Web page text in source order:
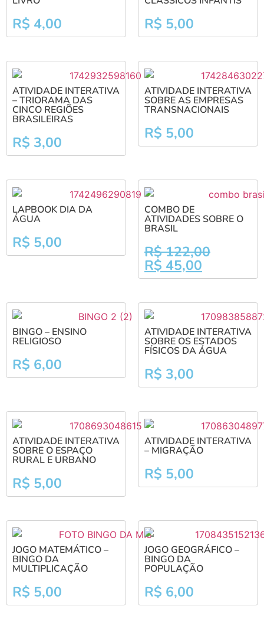
R$ 4,00 R$ 5,00
ATIVIDADE INTERATIVA
– TRIORAMA DAS
CINCO REGIÕES
BRASILEIRAS
R$ 3,00
ATIVIDADE INTERATIVA
SOBRE AS EMPRESAS
TRANSNACIONAIS
R$ 5,00
LAPBOOK DIA DA
ÁGUA
R$ 5,00
COMBO DE
ATIVIDADES SOBRE O
BRASIL
R$122,00
R$ 45,00
BINGO – ENSINO
RELIGIOSO
R$ 6,00
ATIVIDADE INTERATIVA
SOBRE OS ESTADOS
FÍSICOS DA ÁGUA
R$ 3,00
ATIVIDADE INTERATIVA
SOBRE O ESPAÇO
RURAL E URBANO
R$ 5,00
ATIVIDADE INTERATIVA
– MIGRAÇÃO
R$ 5,00
JOGO MATEMÁTICO –
BINGO DA
MULTIPLICAÇÃO
R$ 5,00
JOGO GEOGRÁFICO –
BINGO DA
POPULAÇÃO
R$ 6,00